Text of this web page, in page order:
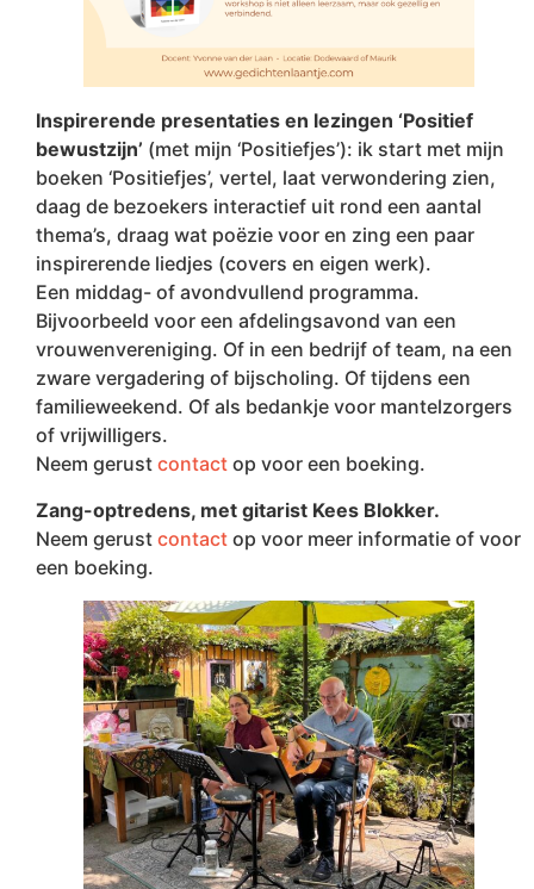
Inspirerende presentaties en lezingen ‘Positief
bewustzijn’ (met mijn ‘Positiefjes’): ik start met mijn
boeken ‘Positiefjes’, vertel, laat verwondering zien,
daag de bezoekers interactief uit rond een aantal
thema’s, draag wat poëzie voor en zing een paar
inspirerende liedjes (covers en eigen werk).
Een middag- of avondvullend programma.
Bijvoorbeeld voor een afdelingsavond van een
vrouwenvereniging. Of in een bedrijf of team, na een
zware vergadering of bijscholing. Of tijdens een
familieweekend. Of als bedankje voor mantelzorgers
of vrijwilligers.
Neem gerust contact op voor een boeking.
Zang-optredens, met gitarist Kees Blokker.
Neem gerust contact op voor meer informatie of voor
een boeking.